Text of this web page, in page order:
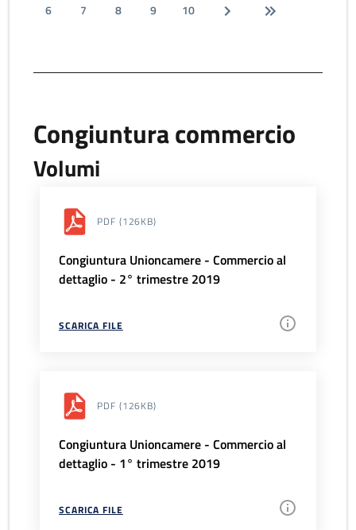
6
7 8 9 10
Congiuntura commercio
Volumi
PDF (126KB)
Congiuntura Unioncamere - Commercio al
dettaglio - 2° trimestre 2019
SCARICA FILE
PDF (126KB)
Congiuntura Unioncamere - Commercio al
dettaglio - 1° trimestre 2019
SCARICA FILE